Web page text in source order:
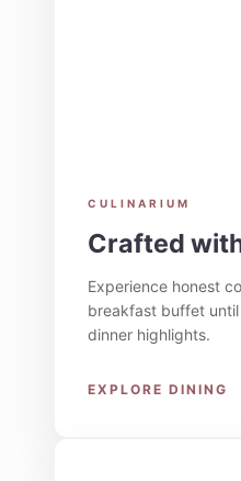
CULINARIUM
Crafted
Experience honest
breakfast buffet
dinner highlights.
EXPLORE DINING